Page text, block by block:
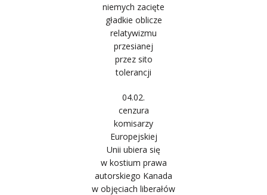
niemych zacięte
gładkie oblicze
relatywizmu
przesianej
przez sito
tolerancji
04.02.
cenzura
komisarzy
Europejskiej
Unii ubiera się
w kostium prawa
autorskiego Kanada
w objęciach liberałów